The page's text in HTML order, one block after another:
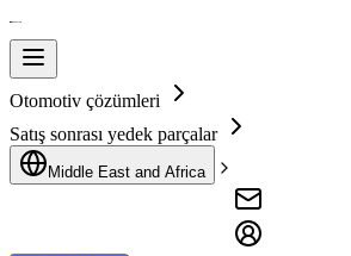
Otomotiv çözümleri
Satış sonrası yedek parçalar
Middle East and Africa